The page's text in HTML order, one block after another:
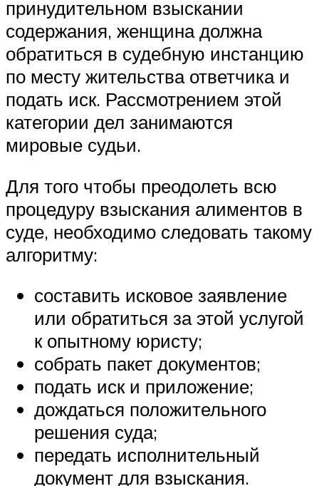
принудительном взыскании
содержания, женщина должна
обратиться в судебную инстанцию
по месту жительства ответчика и
подать иск. Рассмотрением этой
категории дел занимаются
мировые судьи.
Для того чтобы преодолеть всю
процедуру взыскания алиментов в
суде, необходимо следовать такому
алгоритму:
составить исковое заявление
или обратиться за этой услугой
к опытному юристу;
собрать пакет документов;
подать иск и приложение;
дождаться положительного
решения суда;
передать исполнительный
документ для взыскания.